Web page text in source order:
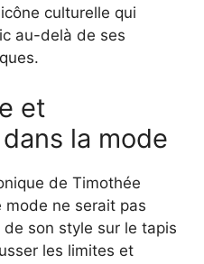
culturelle qui
au-delà de ses
et
la mode
de Timothée
mode ne serait pas
son style sur le tapis
les limites et